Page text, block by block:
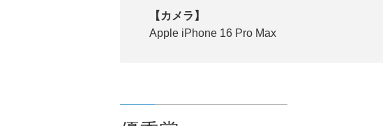
【カメラ】
Apple iPhone 16 Pro Max